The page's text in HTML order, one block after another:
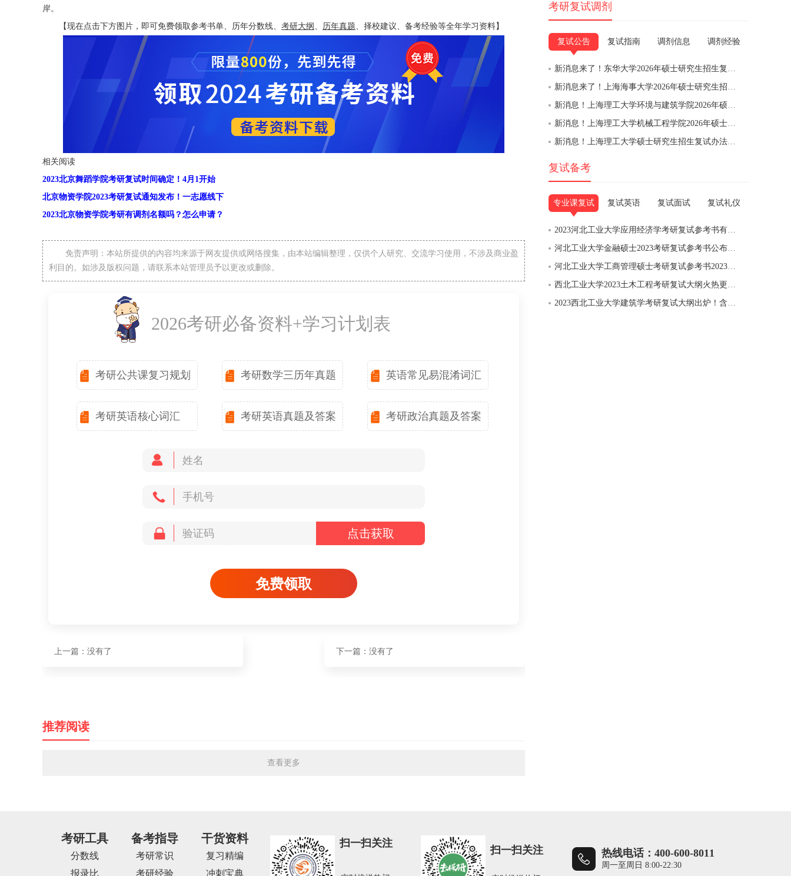
岸。
【现在点击下方图片，即可免费领取参考书单、历年分数线、 考研大纲 、 历年真题、择校建议、备考经验等全年学习资料】
相关阅读
2023北京舞蹈学院考研复试时间确定！4月1开始
北京物资学院2023考研复试通知发布！一志愿线下
2023北京物资学院考研有调剂名额吗？怎么申请？
免责声明：本站所提供的内容均来源于网友提供或网络搜集，由本站编辑整理，仅供个人研究、交流学习使用，不涉及商业盈
利目的。如涉及版权问题，请联系本站管理员予以更改或删除。
2026考研必备资料+学习计划表
考研公共课复习规划 考研数学三历年真题 英语常见易混淆词汇
考研英语核心词汇 考研英语真题及答案 考研政治真题及答案
点击获取
免费领取
上一篇：没有了 下一篇：没有了
推荐阅读
查看更多
考研复试调剂
复试公告 复试指南 调剂信息 调剂经验
新消息来了！东华大学2026年硕士研究生招生复试与录取工作办法
新消息来了！上海海事大学2026年硕士研究生招生复试录取办法
新消息！上海理工大学​环境与建筑学院2026年硕士研究生招生一志愿考生复试安排及注意事项
新消息！上海理工大学机械工程学院2026年硕士研究生招生一志愿考生复试安排及注意事项
新消息！上海理工大学硕士研究生招生复试办法（2026 年适用）
复试备考
专业课复试 复试英语 复试面试 复试礼仪
2023河北工业大学应用经济学考研复试参考书有哪些？
河北工业大学金融硕士2023考研复试参考书公布啦！
河北工业大学工商管理硕士考研复试参考书2023年最新版！
西北工业大学2023土木工程考研复试大纲火热更新！
2023西北工业大学建筑学考研复试大纲出炉！含参考书
考研工具
分数线
报录比
备考指导
考研常识
考研经验
干货资料
复习精编
冲刺宝典
扫一扫关注
扫一扫关注 热线电话：400-600-8011
周一至周日 8:00-22:30